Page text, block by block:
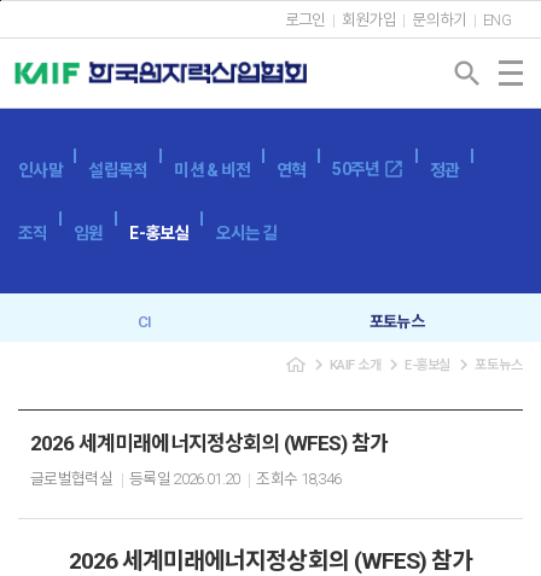
로그인 회원가입 문의하기 ENG
search
인사말 설립목적 미션 & 비전 연혁 50주년 open_in_new 정관
조직 임원 E-홍보실 오시는 길
CI 포토뉴스
캐릭터 이벤트
navigate_next KAIF 소개 navigate_next E-홍보실 navigate_next 포토뉴스
2026 세계미래에너지정상회의 (WFES) 참가
글로벌협력실 등록일 2026.01.20 조회수 18,346
2026 세계미래에너지정상회의 (WFES) 참가